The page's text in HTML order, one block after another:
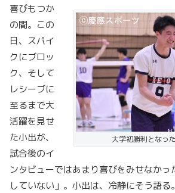
大学初勝利となっ
喜びもつか
の間。この
日、スパイ
クにブロッ
ク、そして
レシーブに
至るまで大
活躍を見せ
た小出が、
試合後のイ
ンタビューではあまり喜びをみせなか
していない」。小出は、冷静にそう語る